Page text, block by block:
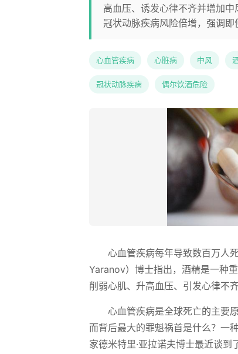
高血压、诱发心律不齐并增加
冠状动脉疾病风险倍增，强调即
心血管疾病 心脏病 中风
冠状动脉疾病 偶尔饮酒危险
心血管疾病每年导致数百万人
Yaranov）博士指出，酒精是一种
削弱心肌、升高血压、引发心律不
心血管疾病是全球死亡的主要
而背后最大的罪魁祸首是什么？一
家德米特里·亚拉诺夫博士最近谈